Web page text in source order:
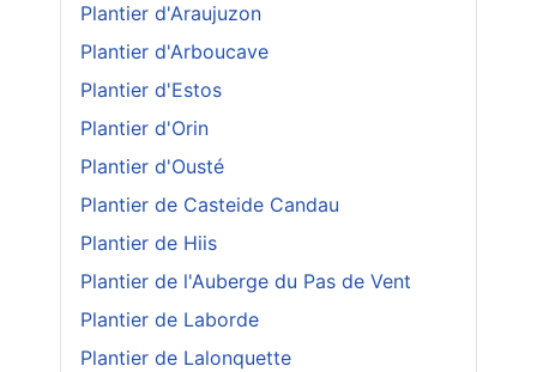
Plantier d'Araujuzon
Plantier d'Arboucave
Plantier d'Estos
Plantier d'Orin
Plantier d'Ousté
Plantier de Casteide Candau
Plantier de Hiis
Plantier de l'Auberge du Pas de Vent
Plantier de Laborde
Plantier de Lalonquette